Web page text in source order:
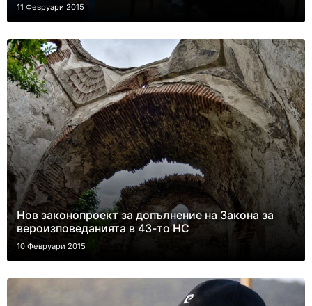
11 Февруари 2015
Нов законопроект за допълнение на Закона за
вероизповеданията в 43-то НС
10 Февруари 2015